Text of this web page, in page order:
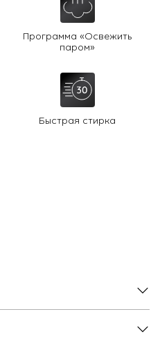
Программа «Освежить
паром»
Быстрая стирка